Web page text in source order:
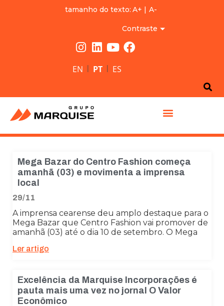
tamanho do texto: A+ | A-
Contraste
EN | PT | ES
Mega Bazar do Centro Fashion começa
amanhã (03) e movimenta a imprensa
local
29/11
A imprensa cearense deu amplo destaque para o
Mega Bazar que Centro Fashion vai promover de
amanhã (03) até o dia 10 de setembro. O Mega
Ler artigo
Excelência da Marquise Incorporações é
pauta mais uma vez no jornal O Valor
Econômico